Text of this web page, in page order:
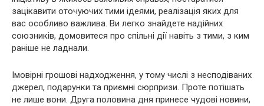
зацікавити оточуючих тими ідеями, реалізація яких для
вас особливо важлива. Ви легко знайдете надійних
союзників, домовитеся про спільні дії навіть з тими, з ким
раніше не ладнали.
Імовірні грошові надходження, у тому числі з несподіваних
джерел, подарунки та приємні сюрпризи. Проте потішать
не лише вони. Друга половина дня принесе чудові новини,